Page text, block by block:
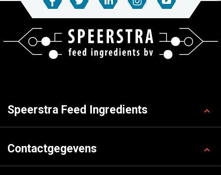
Speerstra Feed Ingredients
Contactgegevens